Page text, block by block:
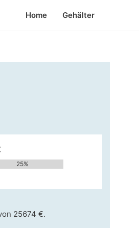
Home Gehälter
25%
25674 €.